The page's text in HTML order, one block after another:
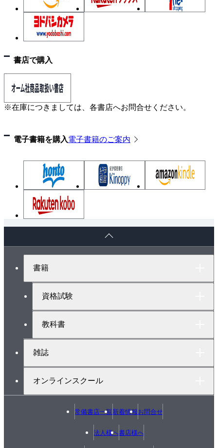
書店で購入
※在庫につきましては、各書店へお問合せください。
電子書籍を購入電子書籍のご案内
書籍
資格試験
教科書
雑誌
オンラインスクール
常備書店一覧新着情報お問合せ
法人様へ書店様へ